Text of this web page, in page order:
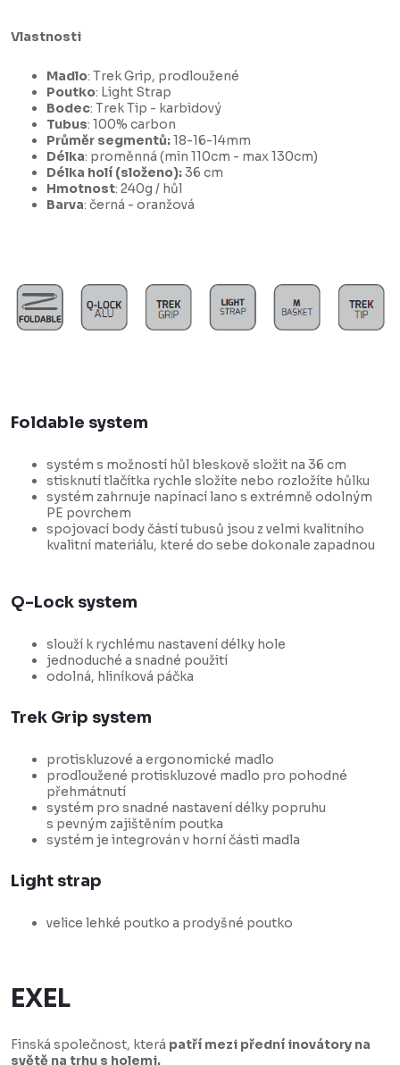
Vlastnosti
Madlo: Trek Grip, prodloužené
Poutko: Light Strap
Bodec: Trek Tip - karbidový
Tubus: 100% carbon
Průměr segmentů:18-16-14mm
Délka: proměnná (min 110cm - max 130cm)
Délka holí (složeno): 36 cm
Hmotnost: 240g / hůl
Barva: černá - oranžová
Foldable system
systém s možností hůl bleskově složit na 36 cm
stisknutí tlačítka rychle složíte nebo rozložíte hůlku
systém zahrnuje napínací lano s extrémně odolným
PE povrchem
spojovací body částí tubusů jsou z velmi kvalitního
kvalitní materiálu, které do sebe dokonale zapadnou
Q-Lock system
slouží k rychlému nastavení délky hole
jednoduché a snadné použití
odolná, hliníková páčka
Trek Grip system
protiskluzové a ergonomické madlo
prodloužené protiskluzové madlo pro pohodné
přehmátnutí
systém pro snadné nastavení délky popruhu
s pevným zajištěním poutka
systém je integrován v horní části madla
Light strap
velice lehké poutko a prodyšné poutko
EXEL
Finská společnost, která patří mezi přední inovátory na
světě na trhu s holemi.